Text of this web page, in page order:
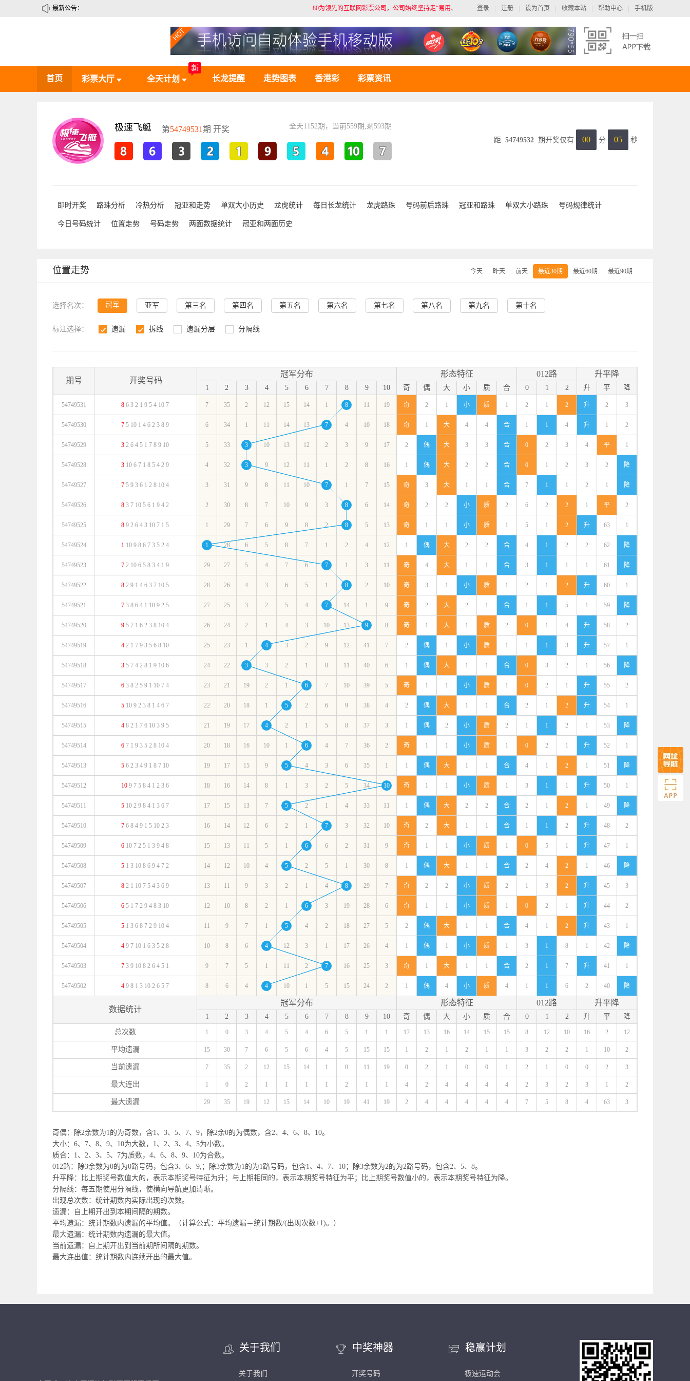
登录 注册 设为首页 收藏本站 帮助中心 手机版
最新公告： 80为领先的互联网彩票公司，公司始终坚持走“易用、安全、便捷”的道路，让每个彩民享受到快捷、安全、绿色的开奖直播观看服务。依托网
首页 彩票大厅 全天计划 长龙提醒 走势图表 香港彩 彩票资讯
极速飞艇 第54749531期 开奖 全天1152期，当前559期,剩 593期
距 54749532 期开奖仅有 00 分 05 秒
即时开奖 路珠分析 冷热分析 冠亚和走势 单双大小历史 龙虎统计 每日长龙统计 龙虎路珠 号码前后路珠 冠亚和路珠 单双大小路珠 号码规律统计
今日号码统计 位置走势 号码走势 两面数据统计 冠亚和两面历史
位置走势 今天 昨天 前天 最近30期 最近60期 最近90期
选择名次： 冠军 亚军 第三名 第四名 第五名 第六名 第七名 第八名 第九名 第十名
标注选择：
遗漏
拆线
遗漏分层
分隔线
期号 开奖号码
冠军分布 形态特征 012路 升平降
1 2 3 4 5 6 7 8 9 10 奇 偶 大 小 质 合 0 1 2 升 平 降
54749531 8 6 3 2 1 9 5 4 10 7 7 35 2 12 15 14 1 8 11 19 奇 2 1 小 质 1 2 1 2 升 2 3
54749530 7 5 10 1 4 6 2 3 8 9 6 34 1 11 14 13 7 4 10 18 奇 1 大 4 4 合 1 1 4 升 1 2
54749529 3 2 6 4 5 1 7 8 9 10 5 33 3 10 13 12 2 3 9 17 2 偶 大 3 3 合 0 2 3 4 平 1
54749528 3 10 6 7 1 8 5 4 2 9 4 32 3 9 12 11 1 2 8 16 1 偶 大 2 2 合 0 1 2 3 2 降
54749527 7 5 9 3 6 1 2 8 10 4 3 31 9 8 11 10 7 1 7 15 奇 3 大 1 1 合 7 1 1 2 1 降
54749526 8 3 7 10 5 6 1 9 4 2 2 30 8 7 10 9 3 8 6 14 奇 2 2 小 质 2 6 2 2 1 平 2
54749525 8 9 2 6 4 3 10 7 1 5 1 29 7 6 9 8 2 8 5 13 奇 1 1 小 质 1 5 1 2 升 63 1
54749524 1 10 9 8 6 7 3 5 2 4 1 28 6 5 8 7 1 2 4 12 1 偶 大 2 2 合 4 1 2 2 62 降
54749523 7 2 10 6 5 8 3 4 1 9 29 27 5 4 7 6 7 1 3 11 奇 4 大 1 1 合 3 1 1 1 61 降
54749522 8 2 9 1 4 6 3 7 10 5 28 26 4 3 6 5 1 8 2 10 奇 3 1 小 质 1 2 1 2 升 60 1
54749521 7 3 8 6 4 1 10 9 2 5 27 25 3 2 5 4 7 14 1 9 奇 2 大 2 1 合 1 1 5 1 59 降
54749520 9 5 7 1 6 2 3 8 10 4 26 24 2 1 4 3 10 13 9 8 奇 1 大 1 质 2 0 1 4 升 58 2
54749519 4 2 1 7 9 3 5 6 8 10 25 23 1 4 3 2 9 12 41 7 2 偶 1 小 质 1 1 1 3 升 57 1
54749518 3 5 7 4 2 8 1 9 10 6 24 22 3 3 2 1 8 11 40 6 1 偶 大 1 1 合 0 3 2 1 56 降
54749517 6 3 8 2 5 9 1 10 7 4 23 21 19 2 1 6 7 10 39 5 奇 1 1 小 质 1 0 2 1 升 55 2
54749516 5 10 9 2 3 8 1 4 6 7 22 20 18 1 5 2 6 9 38 4 2 偶 大 1 1 合 2 1 2 升 54 1
54749515 4 8 2 1 7 6 10 3 9 5 21 19 17 4 2 1 5 8 37 3 1 偶 2 小 质 2 1 1 2 1 53 降
54749514 6 7 1 9 3 5 2 8 10 4 20 18 16 10 1 6 4 7 36 2 奇 1 1 小 质 1 0 2 1 升 52 1
54749513 5 6 2 3 4 9 1 8 7 10 19 17 15 9 5 4 3 6 35 1 1 偶 大 1 1 合 4 1 2 1 51 降
54749512 10 9 7 5 8 4 1 2 3 6 18 16 14 8 1 3 2 5 34 10 奇 1 1 小 质 1 3 1 1 升 50 1
54749511 5 10 2 9 8 4 1 3 6 7 17 15 13 7 5 2 1 4 33 11 1 偶 大 2 2 合 2 1 2 1 49 降
54749510 7 6 8 4 9 1 5 10 2 3 16 14 12 6 2 1 7 3 32 10 奇 2 大 1 1 合 1 1 2 升 48 2
54749509 6 10 7 2 5 1 3 9 4 8 15 13 11 5 1 6 6 2 31 9 奇 1 1 小 质 1 0 5 1 升 47 1
54749508 5 1 3 10 8 6 9 4 7 2 14 12 10 4 5 2 5 1 30 8 1 偶 大 1 1 合 2 4 2 1 46 降
54749507 8 2 1 10 7 5 4 3 6 9 13 11 9 3 2 1 4 8 29 7 奇 2 2 小 质 2 1 3 2 升 45 3
54749506 6 5 1 7 2 9 4 8 3 10 12 10 8 2 1 6 3 19 28 6 奇 1 1 小 质 1 0 2 1 升 44 2
54749505 5 1 3 6 8 7 2 9 10 4 11 9 7 1 5 4 2 18 27 5 2 偶 大 1 1 合 4 1 2 升 43 1
54749504 4 9 7 10 1 6 3 5 2 8 10 8 6 4 12 3 1 17 26 4 1 偶 1 小 质 1 3 1 8 1 42 降
54749503 7 3 9 10 8 2 6 4 5 1 9 7 5 1 11 2 7 16 25 3 奇 1 大 1 1 合 2 1 7 升 41 1
54749502 4 9 8 1 3 10 2 6 5 7 8 6 4 4 10 1 5 15 24 2 1 偶 4 小 质 4 1 1 6 2 40 降
数据统计
冠军分布 形态特征 012路 升平降
1 2 3 4 5 6 7 8 9 10 奇 偶 大 小 质 合 0 1 2 升 平
降
总次数
1 0 3 4 5 4 6 5 1 1 17 13 16 14 15 15 8 12 10 16 2 12
平均遗漏 15 30 7 6 5 6 4 5 15 15 1 2 1 2 1 1 3 2 2 1 10 2
当前遗漏 7 35 2 12 15 14 1 0 11 19 0 2 1 0 0 1 2 1 0 0 2 3
最大连出 1 0 2 1 1 1 1 2 1 1 4 2 4 4 4 4 2 3 2 3 1 2
最大遗漏 29 35 19 12 15 14 10 19 41 19 2 4 4 4 4 4 7 5 8 4 63 3
奇偶：除2余数为1的为奇数，含1、3、5、7、9，除2余0的为偶数，含2、4、6、8、10。
大小：6、7、8、9、10为大数，1、2、3、4、5为小数。
质合：1、2、3、5、7为质数，4、6、8、9、10为合数。
012路：除3余数为0的为0路号码，包含3、6、9,；除3余数为1的为1路号码，包含1、4、7、10；除3余数为2的为2路号码，包含2、5、8。
升平降：比上期奖号数值大的，表示本期奖号特征为升；与上期相同的，表示本期奖号特征为平；比上期奖号数值小的，表示本期奖号特征为降。
分隔线：每五期使用分隔线，使横向导航更加清晰。
出现总次数：统计期数内实际出现的次数。
遗漏：自上期开出到本期间隔的期数。
平均遗漏：统计期数内遗漏的平均值。（计算公式：平均遗漏＝统计期数/(出现次数+1)。）
最大遗漏：统计期数内遗漏的最大值。
当前遗漏：自上期开出到当前期所间隔的期数。
最大连出值：统计期数内连续开出的最大值。
关于我们
关于我们
中奖神器
开奖号码
稳赢计划
极速运动会